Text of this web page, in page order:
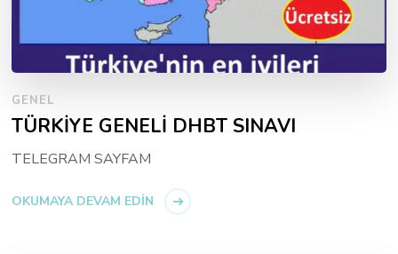
GENEL
TÜRKİYE GENELİ DHBT SINAVI
TELEGRAM SAYFAM
OKUMAYA DEVAM EDIN